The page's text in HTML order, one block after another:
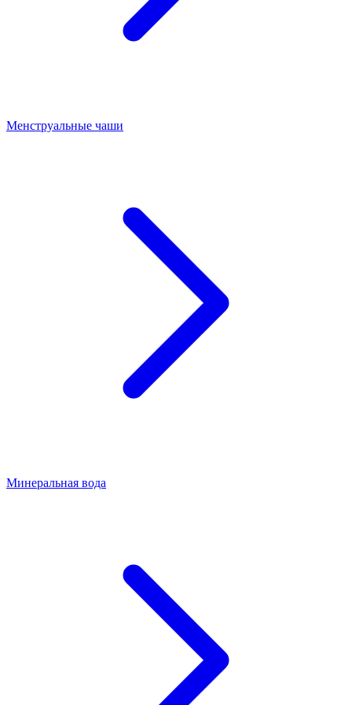
Менструальные чаши
Минеральная вода